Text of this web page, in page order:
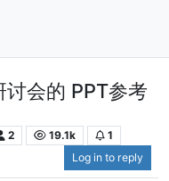
讨会的 PPT参考
2 19.1k
1
Log in to reply